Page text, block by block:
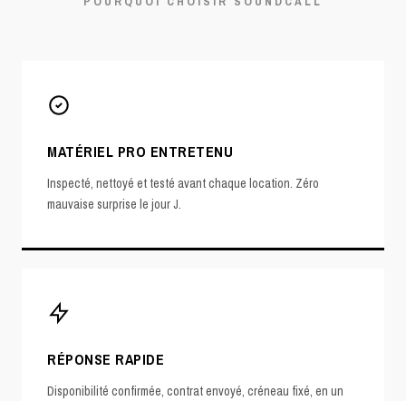
MATÉRIEL PRO ENTRETENU
Inspecté, nettoyé et testé avant chaque location. Zéro
mauvaise surprise le jour J.
RÉPONSE RAPIDE
Disponibilité confirmée, contrat envoyé, créneau fixé, en un